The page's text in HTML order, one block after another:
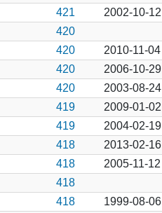
421 2002-10-12
420
420 2010-11-04
420 2006-10-29
420 2003-08-24
419 2009-01-02
419 2004-02-19
418 2013-02-16
418 2005-11-12
418
418 1999-08-06